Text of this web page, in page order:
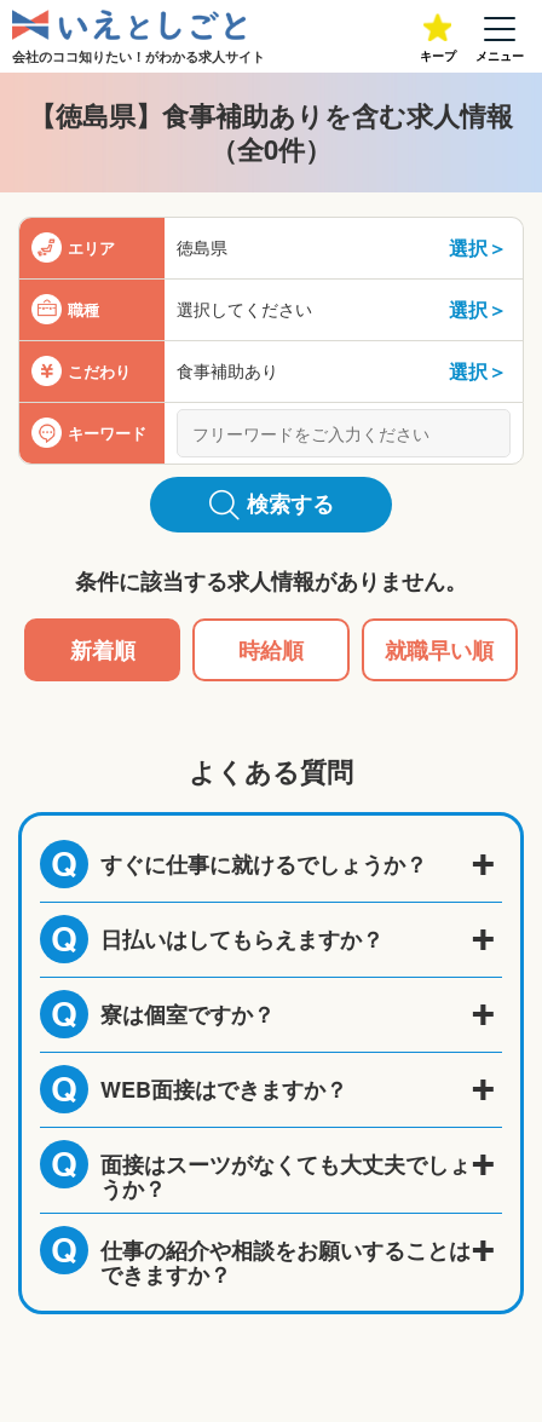
会社のココ知りたい！がわかる求人サイト キープ メニュー
【徳島県】食事補助ありを含む求人情報
（全0件）
エリア 徳島県 選択＞
職種 選択してください 選択＞
こだわり 食事補助あり 選択＞
キーワード
検索する
条件に該当する求人情報がありません。
新着順 時給順 就職早い順
よくある質問
Q すぐに仕事に就けるでしょうか？
Q 日払いはしてもらえますか？
Q 寮は個室ですか？
Q WEB面接はできますか？
Q 面接はスーツがなくても大丈夫でしょ
うか？
Q 仕事の紹介や相談をお願いすることは
できますか？